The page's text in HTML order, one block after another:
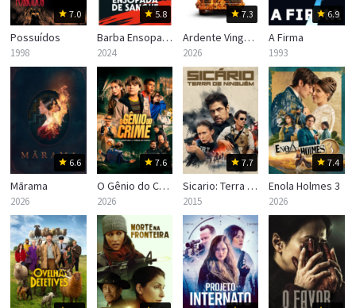
7.0
Possuídos
1998
5.8
Barba Ensopada de Sangue
2024
7.3
Ardente Vingança
2026
6.9
A Firma
1993
6.6
Mārama
2026
7.6
O Gênio do Crime
2026
7.7
Sicario: Terra de Ninguém
2015
7.4
Enola Holmes 3
2026